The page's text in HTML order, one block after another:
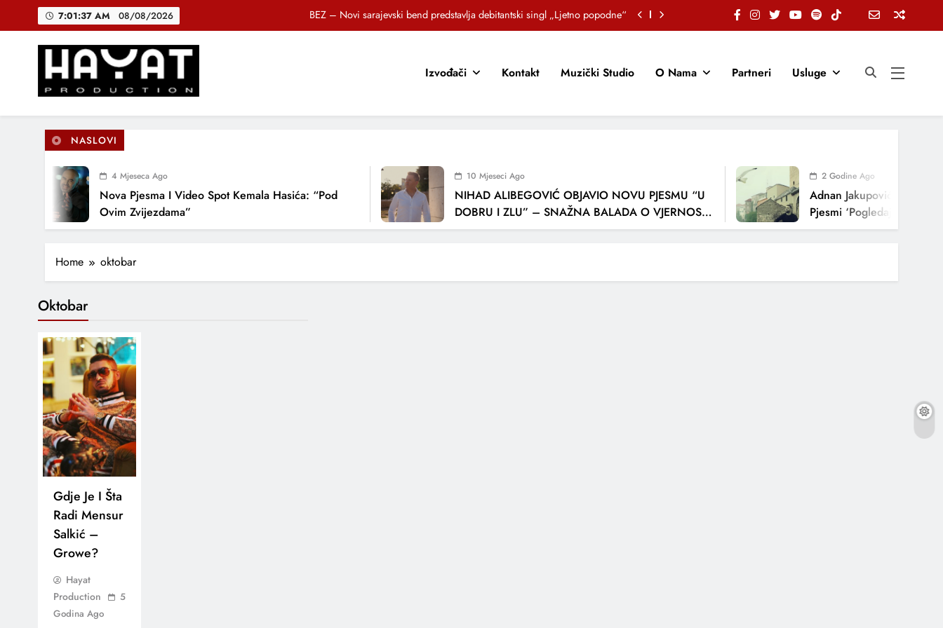
7:01:37 AM 08/08/2026
BEZ – Novi sarajevski bend predstavlja debitantski singl „Ljetno popodne“
DJEČIJI HOR SUNCOKRETI KROZ PJESMU POZVALI MALIŠANE NA DOBRE NAVIKE
DJEČIJI HOR SUNCOKRETI KROZ PJESMU POZVALI MALIŠANE NA DOBRE NAVIKE
Hayat Production
Promocija domaće muzike
Izvođači Kontakt Muzički Studio O Nama Partneri Usluge
NASLOVI
4 Mjeseca Ago
Nova Pjesma I Video Spot Kemala Hasića: “Pod
Ovim Zvijezdama”
10 Mjeseci Ago
NIHAD ALIBEGOVIĆ OBJAVIO NOVU PJESMU “U
DOBRU I ZLU” – SNAŽNA BALADA O VJERNOSTI,
LJUBAVI I VREMENU KOJE NAS MIJENJA
2 Godine Ago
Adnan Jakupović Donosi
Pjesmi ‘Pogledaj Me’
Home oktobar
Oktobar
Gdje Je I Šta
Radi Mensur
Salkić –
Growe?
Hayat
Production
5
Godina Ago